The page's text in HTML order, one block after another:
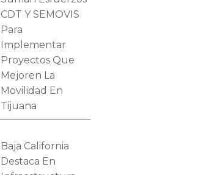
CDT Y SEMOVIS
Para
Implementar
Proyectos Que
Mejoren La
Movilidad En
Tijuana
Baja California
Destaca En